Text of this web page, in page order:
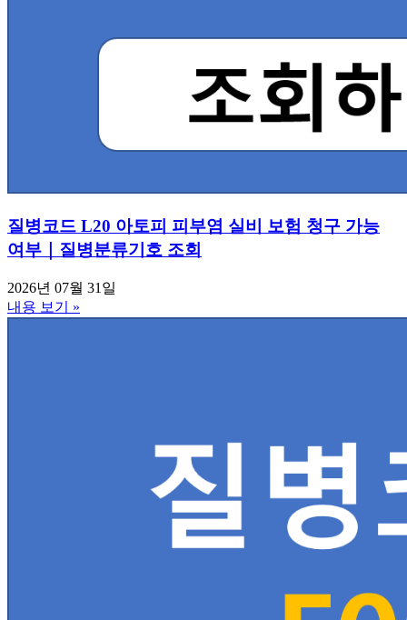
질병코드 L20 아토피 피부염 실비 보험 청구 가능
여부｜질병분류기호 조회
2026년 07월 31일
내용 보기 »